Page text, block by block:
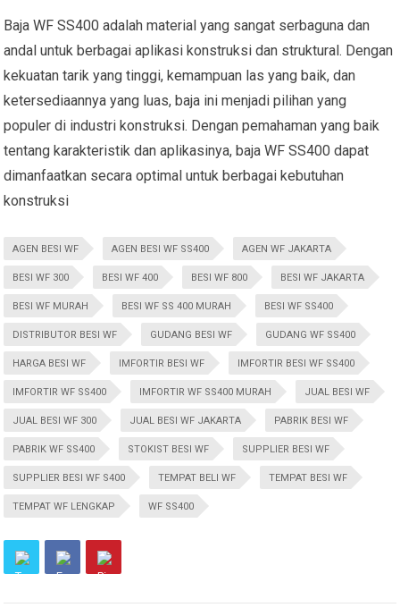
Baja WF SS400 adalah material yang sangat serbaguna dan
andal untuk berbagai aplikasi konstruksi dan struktural. Dengan
kekuatan tarik yang tinggi, kemampuan las yang baik, dan
ketersediaannya yang luas, baja ini menjadi pilihan yang
populer di industri konstruksi. Dengan pemahaman yang baik
tentang karakteristik dan aplikasinya, baja WF SS400 dapat
dimanfaatkan secara optimal untuk berbagai kebutuhan
konstruksi
AGEN BESI WF AGEN BESI WF SS400 AGEN WF JAKARTA
BESI WF 300 BESI WF 400 BESI WF 800 BESI WF JAKARTA
BESI WF MURAH BESI WF SS 400 MURAH BESI WF SS400
DISTRIBUTOR BESI WF GUDANG BESI WF GUDANG WF SS400
HARGA BESI WF IMFORTIR BESI WF IMFORTIR BESI WF SS400
IMFORTIR WF SS400 IMFORTIR WF SS400 MURAH JUAL BESI WF
JUAL BESI WF 300 JUAL BESI WF JAKARTA PABRIK BESI WF
PABRIK WF SS400 STOKIST BESI WF SUPPLIER BESI WF
SUPPLIER BESI WF S400 TEMPAT BELI WF TEMPAT BESI WF
TEMPAT WF LENGKAP WF SS400